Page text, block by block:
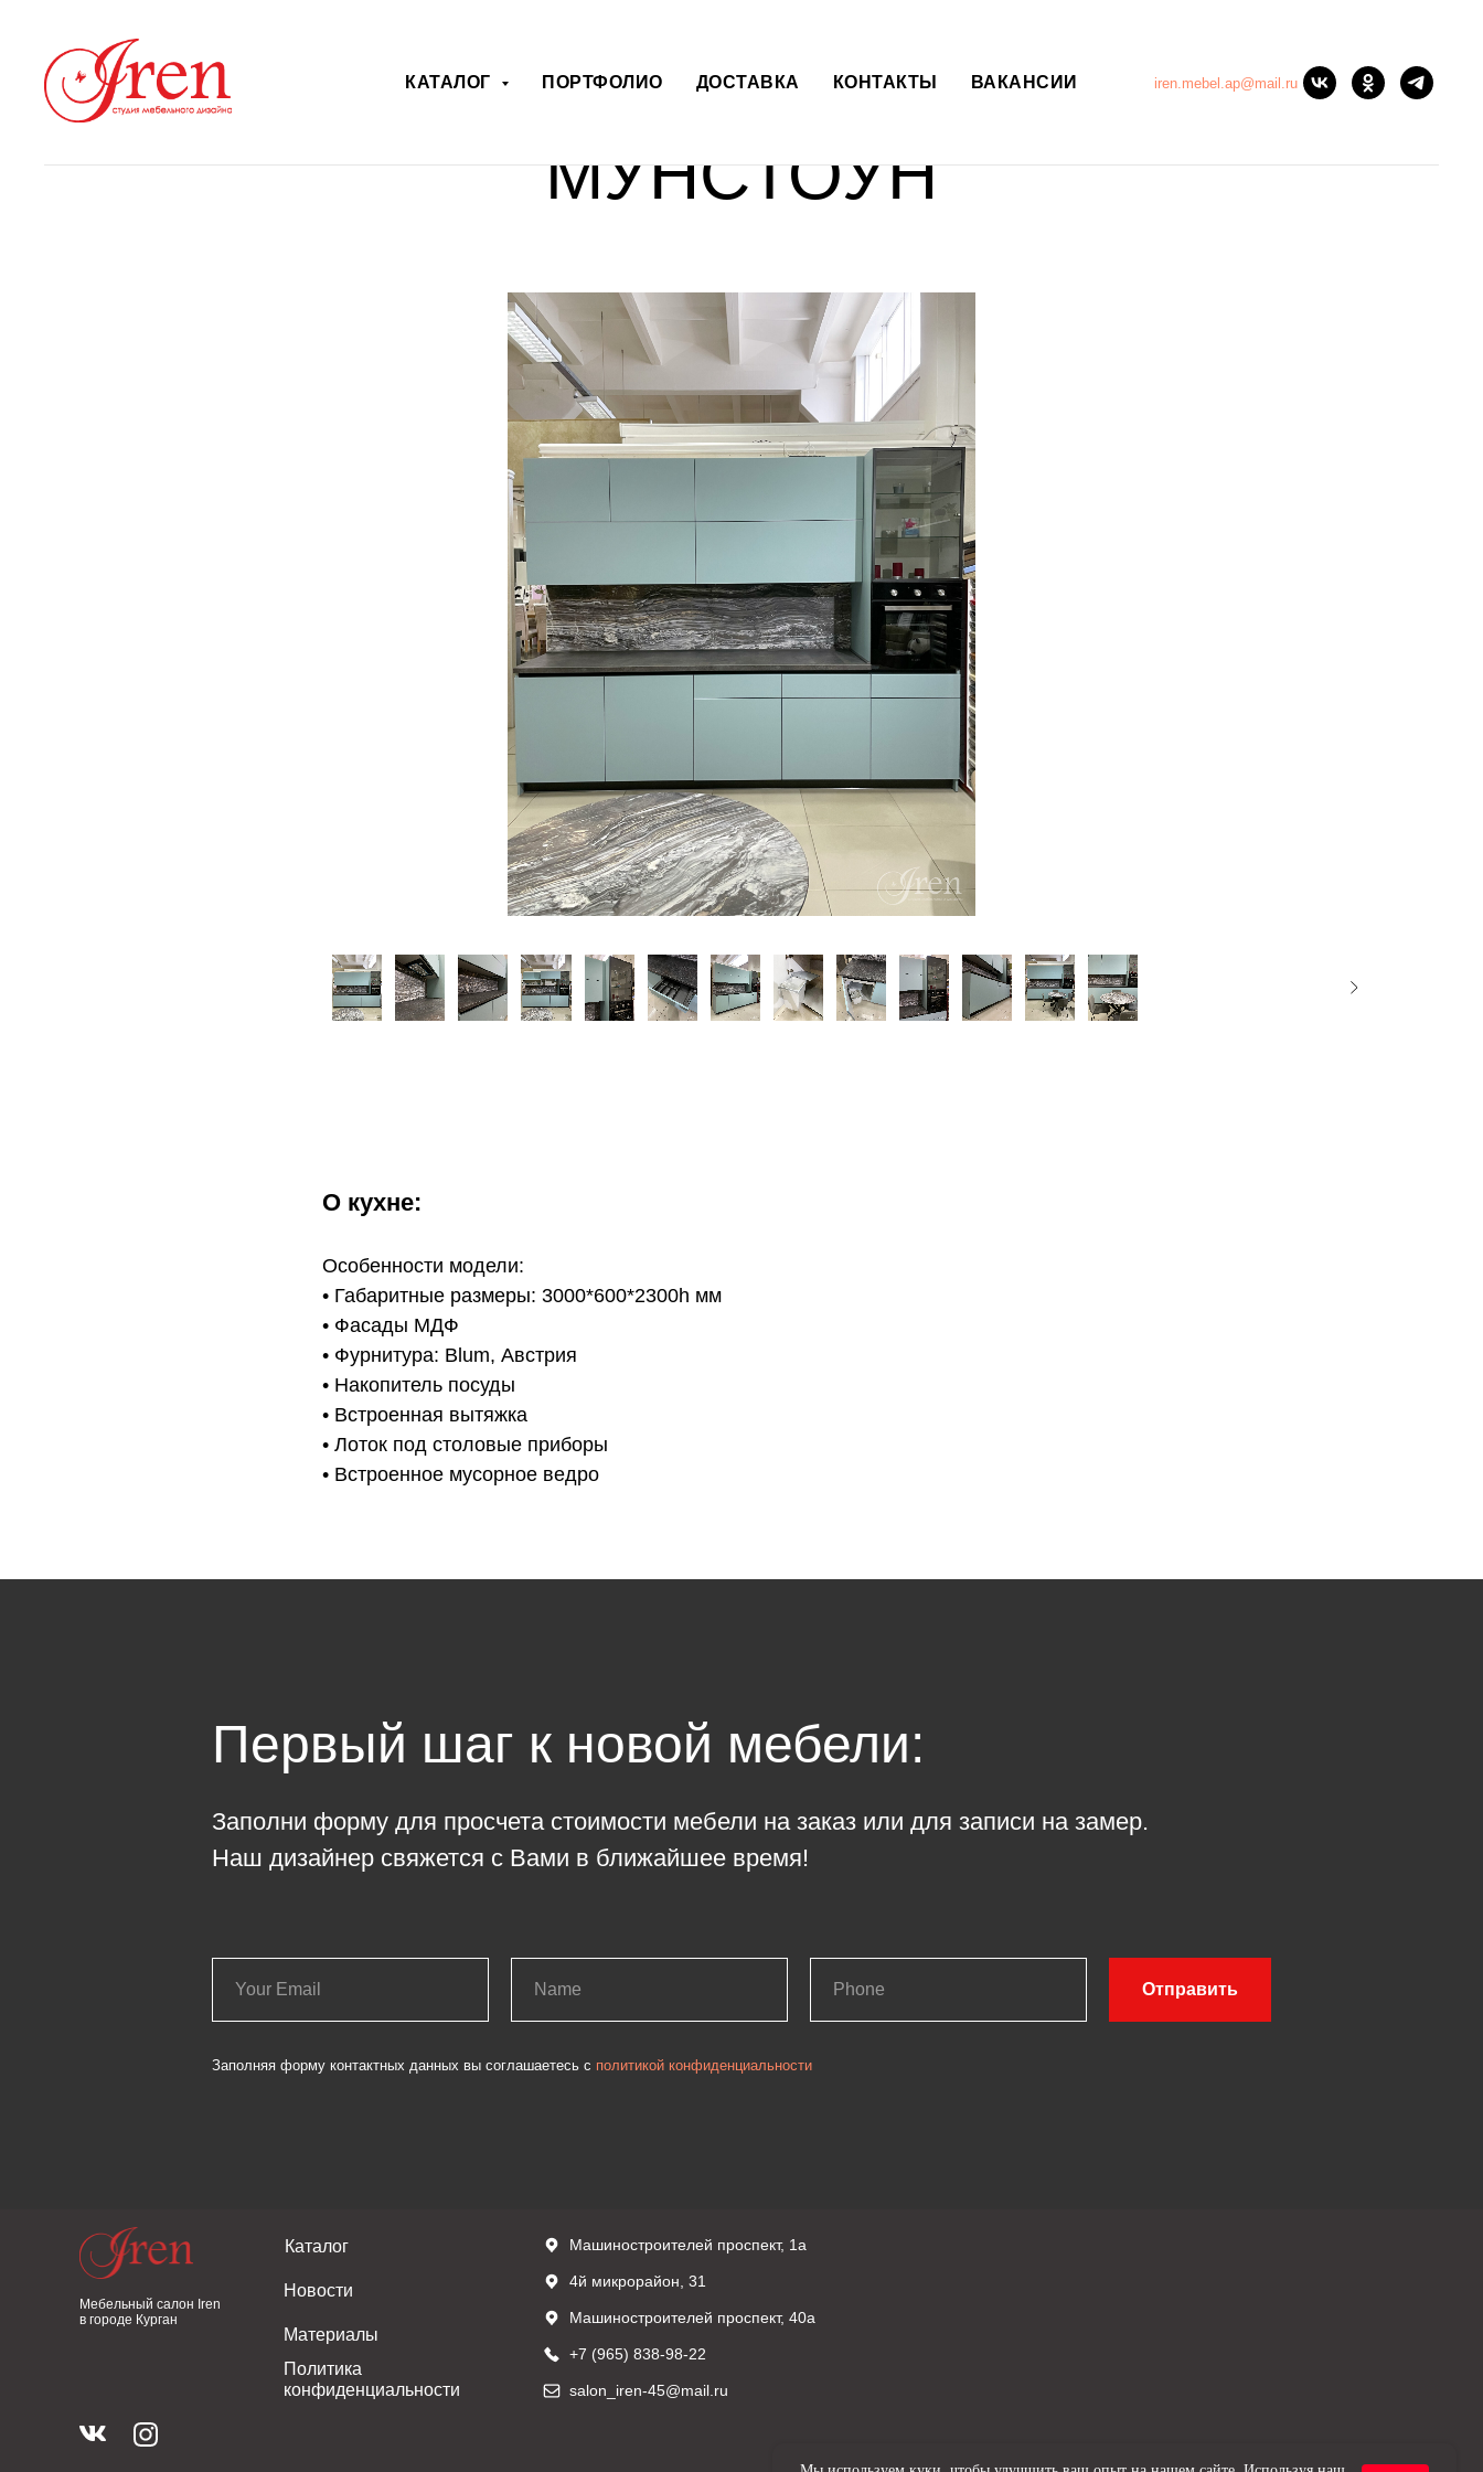
КАТАЛОГ ПОРТФОЛИО ДОСТАВКА КОНТАКТЫ ВАКАНСИИ iren.mebel.ap@mail.ru
МУНСТОУН
О кухне:
Особенности модели:
• Габаритные размеры: 3000*600*2300h мм
• Фасады МДФ
• Фурнитура: Blum, Австрия
• Накопитель посуды
• Встроенная вытяжка
• Лоток под столовые приборы
• Встроенное мусорное ведро
Первый шаг к новой мебели:
Заполни форму для просчета стоимости мебели на заказ или для записи на замер.
Наш дизайнер свяжется с Вами в ближайшее время!
Отправить
Заполняя форму контактных данных вы соглашаетесь с политикой конфиденциальности
Машиностроителей проспект, 1а
4й микрорайон, 31
Машиностроителей проспект, 40а
+7 (965) 838-98-22
salon_iren-45@mail.ru
Каталог
Новости
Политика
конфиденциальности
Материалы
Мебельный салон Iren
в городе Курган